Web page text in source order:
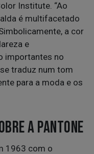
Institute. “Ao
é multifacetado
a cor
e
importantes no
traduz num tom
para a moda e os
A PANTONE
1963 com o